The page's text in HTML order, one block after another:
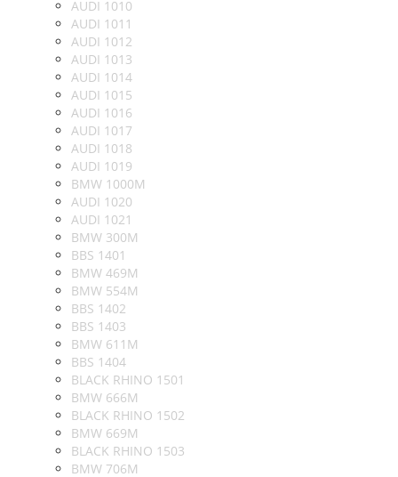
AUDI 1010
AUDI 1011
AUDI 1012
AUDI 1013
AUDI 1014
AUDI 1015
AUDI 1016
AUDI 1017
AUDI 1018
AUDI 1019
BMW 1000M
AUDI 1020
AUDI 1021
BMW 300M
BBS 1401
BMW 469M
BMW 554M
BBS 1402
BBS 1403
BMW 611M
BBS 1404
BLACK RHINO 1501
BMW 666M
BLACK RHINO 1502
BMW 669M
BLACK RHINO 1503
BMW 706M